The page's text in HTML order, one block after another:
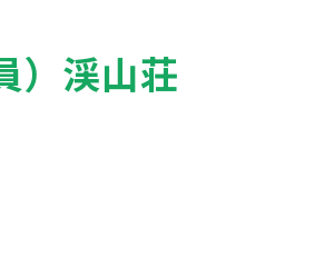
）渓山荘